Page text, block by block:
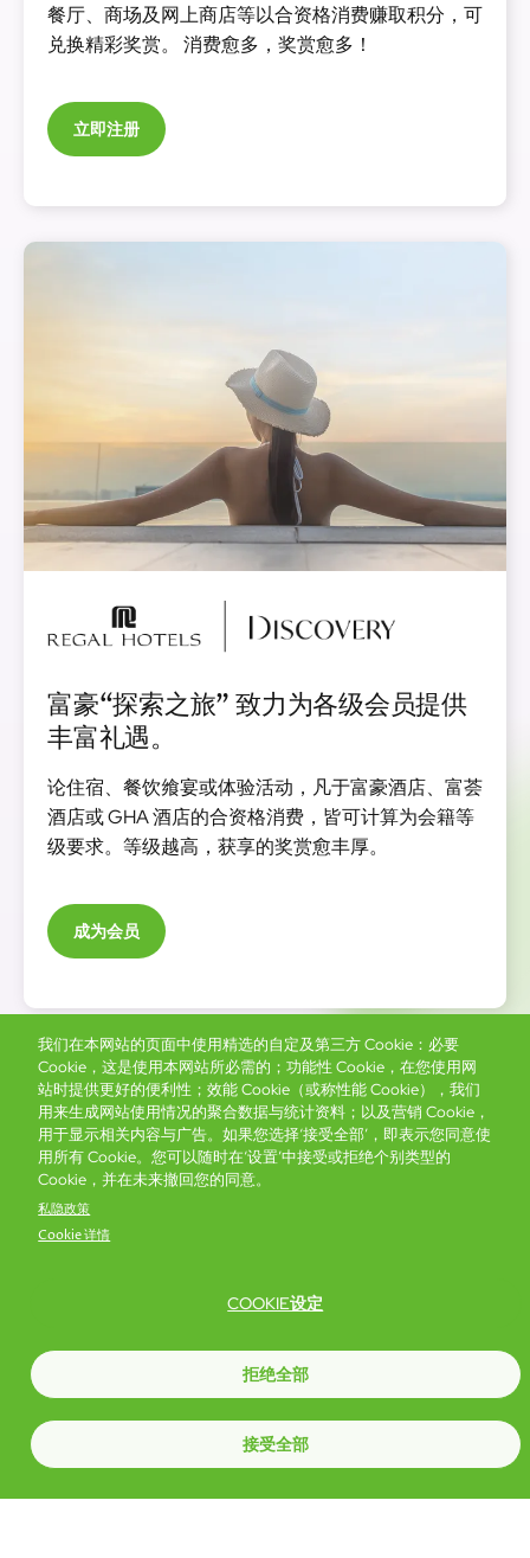
餐厅、商场及网上商店等以合资格消费赚取积分，可
兑换精彩奖赏。 消费愈多，奖赏愈多！
立即注册
像
富豪“探索之旅” 致力为各级会员提供
丰富礼遇。
论住宿、餐饮飨宴或体验活动，凡于富豪酒店、富荟
酒店或 GHA 酒店的合资格消费，皆可计算为会籍等
级要求。等级越高，获享的奖赏愈丰厚。
成为会员
关于我们推广及优惠
抢先一步，掌握最新资讯！
我们在本网站的页面中使用精选的自定及第三方 Cookie：必要
Cookie，这是使用本网站所必需的；功能性 Cookie，在您使用网
站时提供更好的便利性；效能 Cookie（或称性能 Cookie），我们
用来生成网站使用情况的聚合数据与统计资料；以及营销 Cookie，
用于显示相关内容与广告。如果您选择‘接受全部’，即表示您同意使
用所有 Cookie。您可以随时在‘设置’中接受或拒绝个别类型的
Cookie，并在未来撤回您的同意。
私隐政策
Cookie 详情
COOKIE设定
拒绝全部
接受全部